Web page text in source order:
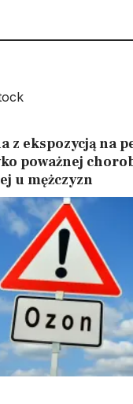
z ekspozycją na
poważnej
u mężczyzn